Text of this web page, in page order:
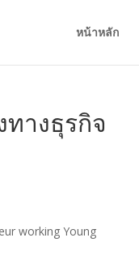
หน้าหลัก
างธุรกิจ
working Young